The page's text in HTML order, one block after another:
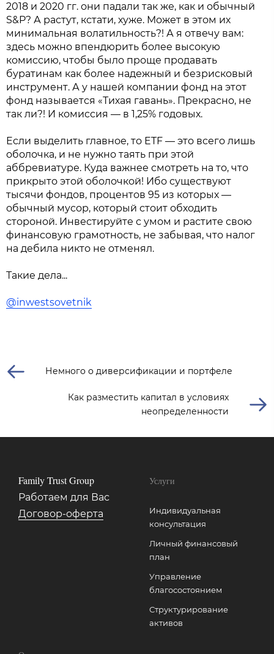
2018 и 2020 гг. они падали так же, как и обычный
S&P? А растут, кстати, хуже. Может в этом их
минимальная волатильность?! А я отвечу вам:
здесь можно впендюрить более высокую
комиссию, чтобы было проще продавать
буратинам как более надежный и безрисковый
инструмент. А у нашей компании фонд на этот
фонд называется «Тихая гавань». Прекрасно, не
так ли?! И комиссия — в 1,25% годовых.
Если выделить главное, то ETF — это всего лишь
оболочка, и не нужно таять при этой
аббревиатуре. Куда важнее смотреть на то, что
прикрыто этой оболочкой! Ибо существуют
тысячи фондов, процентов 95 из которых —
обычный мусор, который стоит обходить
стороной. Инвестируйте с умом и растите свою
финансовую грамотность, не забывая, что налог
на дебила никто не отменял.
Такие дела...
@inwestsovetnik
Немного о диверсификации и портфеле
Как разместить капитал в условиях
неопределенности
Family Trust Group
Работаем для Вас
Договор-оферта
Услуги
Индивидуальная
консультация
Личный финансовый
план
Управление
благосостоянием
Структурирование
активов